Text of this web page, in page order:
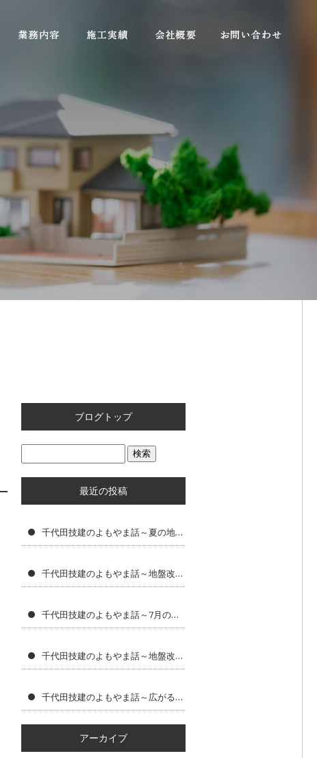
ブログトップ
最近の投稿
千代田技建のよもやま話～夏の地盤改良工事で大切な現場管理と暑さ対策
千代田技建のよもやま話～地盤改良工事に求められる専門性とは
千代田技建のよもやま話～7月の地盤改良工事で気をつけたいポイント
千代田技建のよもやま話～地盤改良工事で大切にしたい安全な建物づくり
千代田技建のよもやま話～広がるニーズ～
アーカイブ